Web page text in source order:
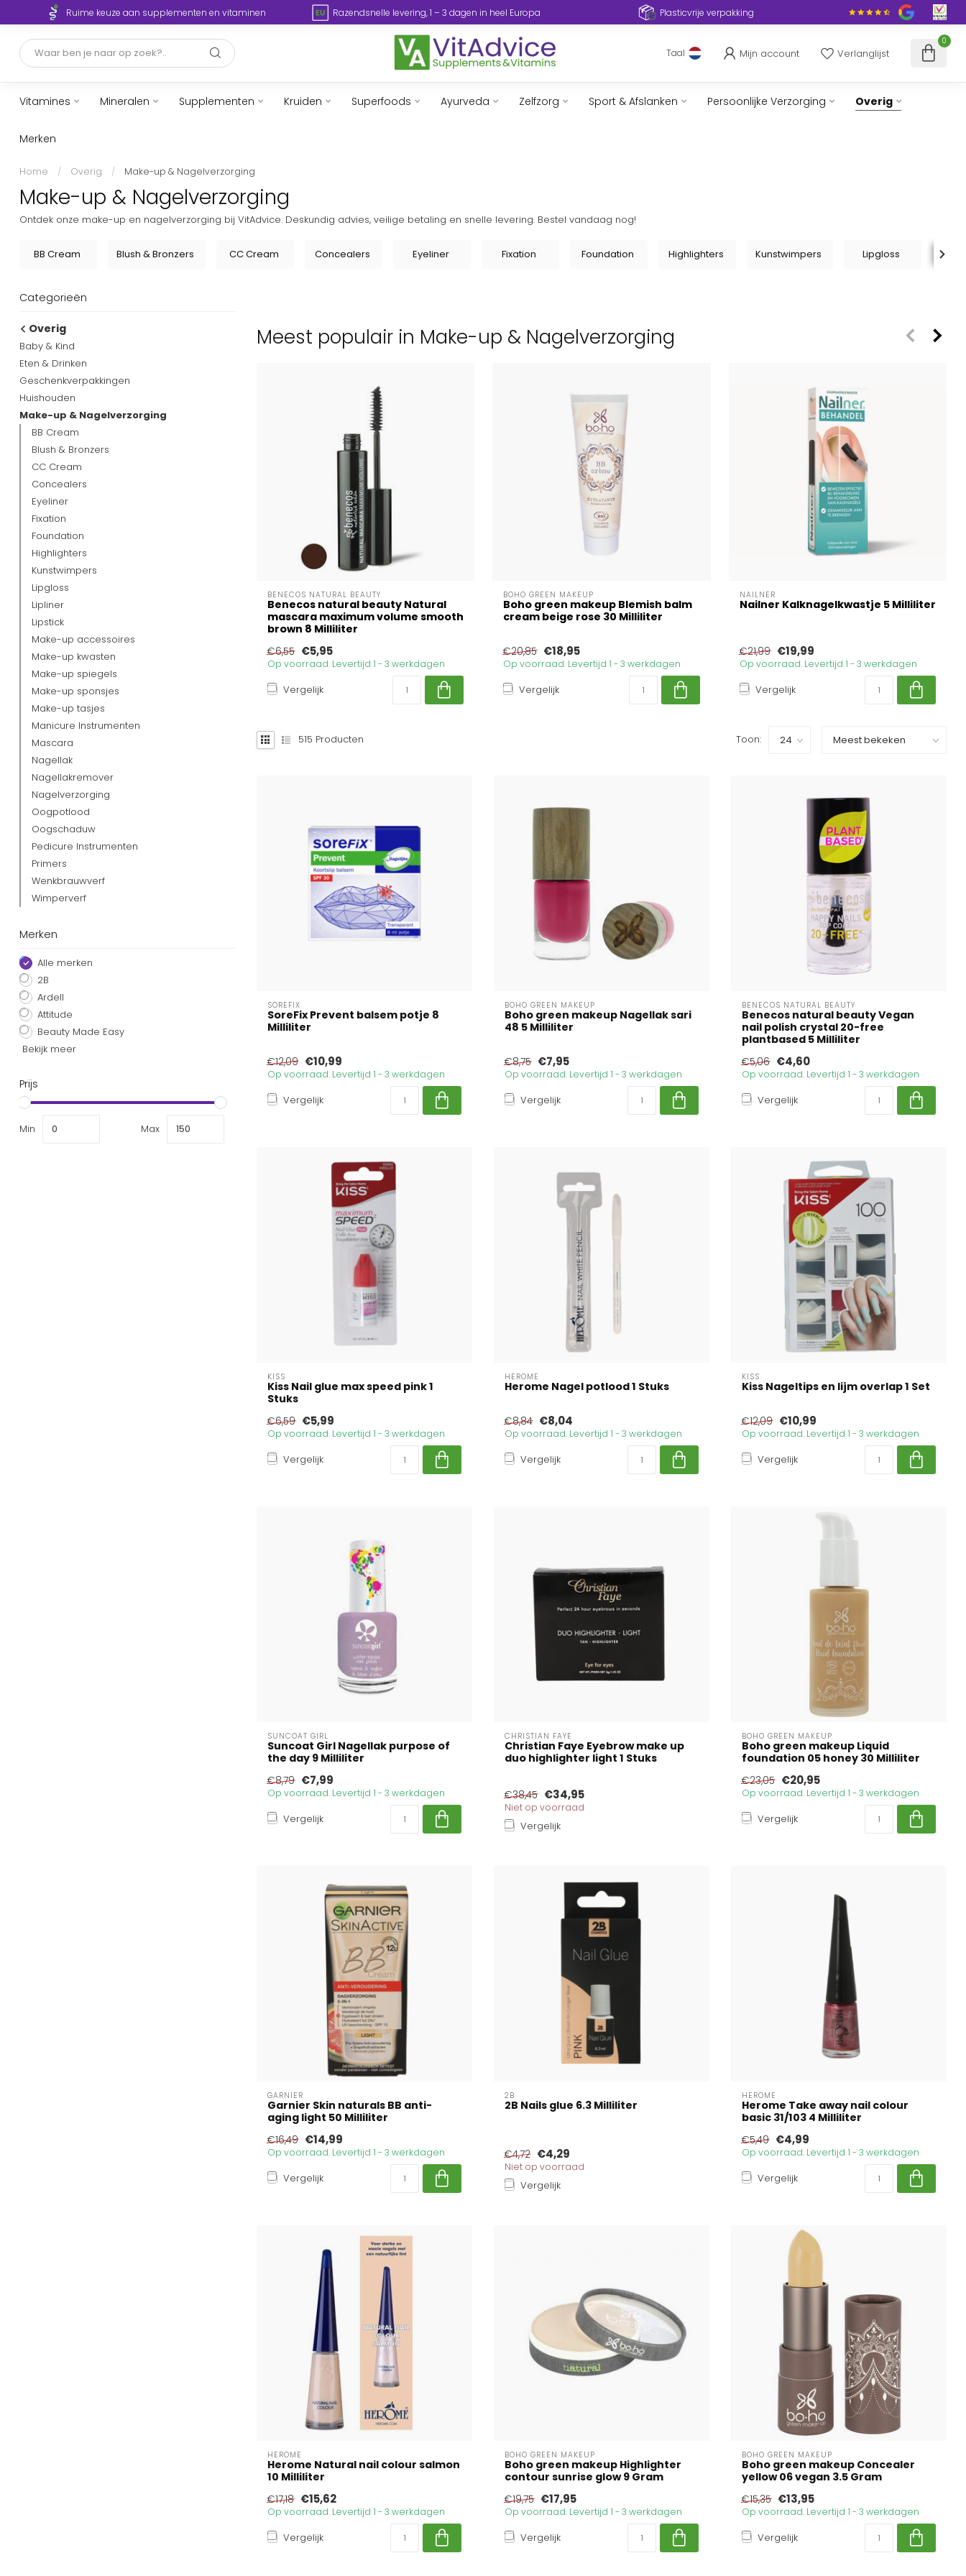
Ruime keuze aan supplementen en vitaminen Razendsnelle levering, 1 – 3 dagen in heel Europa Plasticvrije verpakking
Taal Mijn account Verlanglijst
0
Vitamines Mineralen Supplementen Kruiden Superfoods Ayurveda Zelfzorg Sport & Afslanken Persoonlijke Verzorging Overig
Merken
Home / Overig / Make-up & Nagelverzorging
Make-up & Nagelverzorging
Ontdek onze make-up en nagelverzorging bij VitAdvice. Deskundig advies, veilige betaling en snelle levering. Bestel vandaag nog!
BB Cream Blush & Bronzers CC Cream Concealers Eyeliner Fixation Foundation Highlighters Kunstwimpers Lipgloss
Categorieën
Overig
Baby & Kind
Eten & Drinken
Geschenkverpakkingen
Huishouden
Make-up & Nagelverzorging
BB Cream
Blush & Bronzers
CC Cream
Concealers
Eyeliner
Fixation
Foundation
Highlighters
Kunstwimpers
Lipgloss
Lipliner
Lipstick
Make-up accessoires
Make-up kwasten
Make-up spiegels
Make-up sponsjes
Make-up tasjes
Manicure Instrumenten
Mascara
Nagellak
Nagellakremover
Nagelverzorging
Oogpotlood
Oogschaduw
Pedicure Instrumenten
Primers
Wenkbrauwverf
Wimperverf
Merken
Alle merken
2B
Ardell
Attitude
Beauty Made Easy
Bekijk meer
Prijs
Min Max
Meest populair in Make-up & Nagelverzorging
BENECOS NATURAL BEAUTY
Benecos natural beauty Natural
mascara maximum volume smooth
brown 8 Milliliter
€6,55 €5,95
Op voorraad. Levertijd 1 - 3 werkdagen
Vergelijk
BOHO GREEN MAKEUP
Boho green makeup Blemish balm
cream beige rose 30 Milliliter
€20,85 €18,95
Op voorraad. Levertijd 1 - 3 werkdagen
Vergelijk
NAILNER
Nailner Kalknagelkwastje 5 Milliliter
€21,99 €19,99
Op voorraad. Levertijd 1 - 3 werkdagen
Vergelijk
515 Producten Toon:
SOREFIX
SoreFix Prevent balsem potje 8
Milliliter
€12,09 €10,99
Op voorraad. Levertijd 1 - 3 werkdagen
Vergelijk
BOHO GREEN MAKEUP
Boho green makeup Nagellak sari
48 5 Milliliter
€8,75 €7,95
Op voorraad. Levertijd 1 - 3 werkdagen
Vergelijk
BENECOS NATURAL BEAUTY
Benecos natural beauty Vegan
nail polish crystal 20-free
plantbased 5 Milliliter
€5,06 €4,60
Op voorraad. Levertijd 1 - 3 werkdagen
Vergelijk
KISS
Kiss Nail glue max speed pink 1
Stuks
€6,59 €5,99
Op voorraad. Levertijd 1 - 3 werkdagen
Vergelijk
HEROME
Herome Nagel potlood 1 Stuks
€8,84 €8,04
Op voorraad. Levertijd 1 - 3 werkdagen
Vergelijk
KISS
Kiss Nageltips en lijm overlap 1 Set
€12,09 €10,99
Op voorraad. Levertijd 1 - 3 werkdagen
Vergelijk
SUNCOAT GIRL
Suncoat Girl Nagellak purpose of
the day 9 Milliliter
€8,79 €7,99
Op voorraad. Levertijd 1 - 3 werkdagen
Vergelijk
CHRISTIAN FAYE
Christian Faye Eyebrow make up
duo highlighter light 1 Stuks
€38,45 €34,95
Niet op voorraad
Vergelijk
BOHO GREEN MAKEUP
Boho green makeup Liquid
foundation 05 honey 30 Milliliter
€23,05 €20,95
Op voorraad. Levertijd 1 - 3 werkdagen
Vergelijk
GARNIER
Garnier Skin naturals BB anti-
aging light 50 Milliliter
€16,49 €14,99
Op voorraad. Levertijd 1 - 3 werkdagen
Vergelijk
2B
2B Nails glue 6.3 Milliliter
€4,72 €4,29
Niet op voorraad
Vergelijk
HEROME
Herome Take away nail colour
basic 31/103 4 Milliliter
€5,49 €4,99
Op voorraad. Levertijd 1 - 3 werkdagen
Vergelijk
HEROME
Herome Natural nail colour salmon
10 Milliliter
€17,18 €15,62
Op voorraad. Levertijd 1 - 3 werkdagen
Vergelijk
BOHO GREEN MAKEUP
Boho green makeup Highlighter
contour sunrise glow 9 Gram
€19,75 €17,95
Op voorraad. Levertijd 1 - 3 werkdagen
Vergelijk
BOHO GREEN MAKEUP
Boho green makeup Concealer
yellow 06 vegan 3.5 Gram
€15,35 €13,95
Op voorraad. Levertijd 1 - 3 werkdagen
Vergelijk